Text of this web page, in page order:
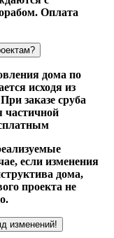
Оплата
дома по
исходя из
заказе сруба
частичной
если изменения
дома,
проекта не
изменений!